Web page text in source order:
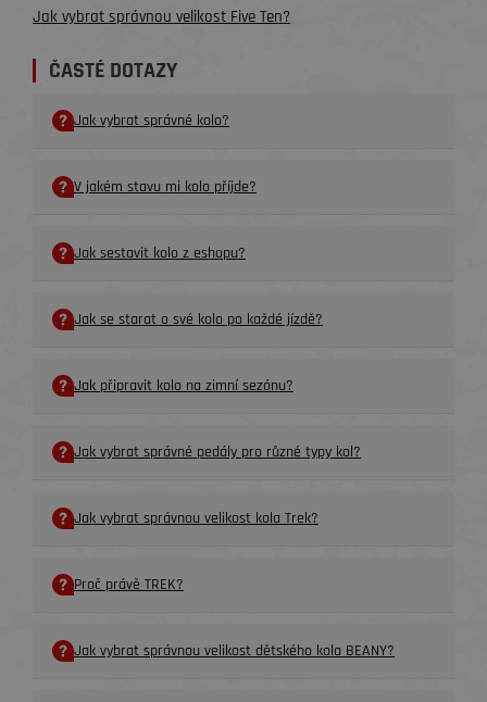
Jak vybrat správnou velikost Five Ten?
ČASTÉ DOTAZY
Jak vybrat správné kolo?
V jakém stavu mi kolo příjde?
Jak sestavit kolo z eshopu?
Jak se starat o své kolo po každé jízdě?
Jak připravit kolo na zimní sezónu?
Jak vybrat správné pedály pro různé typy kol?
Jak vybrat správnou velikost kola Trek?
Proč právě TREK?
Jak vybrat správnou velikost dětského kola BEANY?